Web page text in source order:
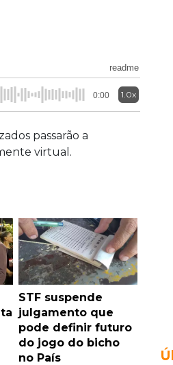
readme
0:00 1.0x
passarão a
virtual.
STF suspende
julgamento que
pode definir futuro
do jogo do bicho
no País